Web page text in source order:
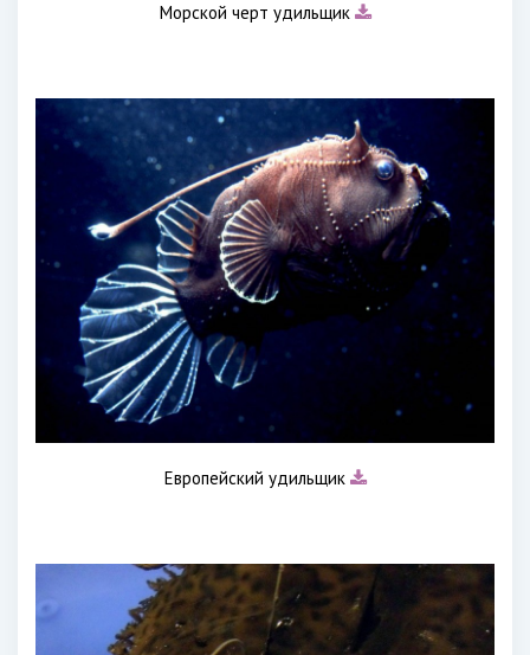
Морской черт удильщик
Европейский удильщик